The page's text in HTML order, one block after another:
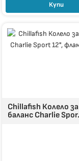
Купи
Chillafish Колело за
баланс Charlie